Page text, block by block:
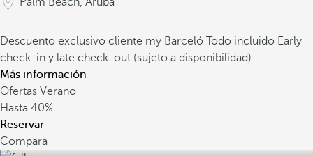
Descuento exclusivo cliente my Barceló Todo incluido Early
check-in y late check-out (sujeto a disponibilidad)
Más información
Ofertas Verano
Hasta 40%
Reservar
Compara